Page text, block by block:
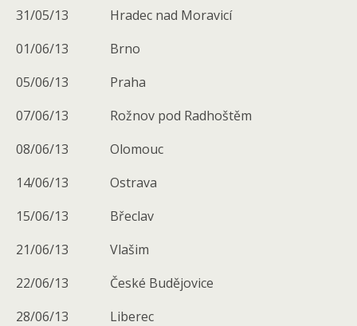
31/05/13 Hradec nad Moravicí
01/06/13 Brno
05/06/13 Praha
07/06/13 Rožnov pod Radhoštěm
08/06/13 Olomouc
14/06/13 Ostrava
15/06/13 Břeclav
21/06/13 Vlašim
22/06/13 České Budějovice
28/06/13 Liberec